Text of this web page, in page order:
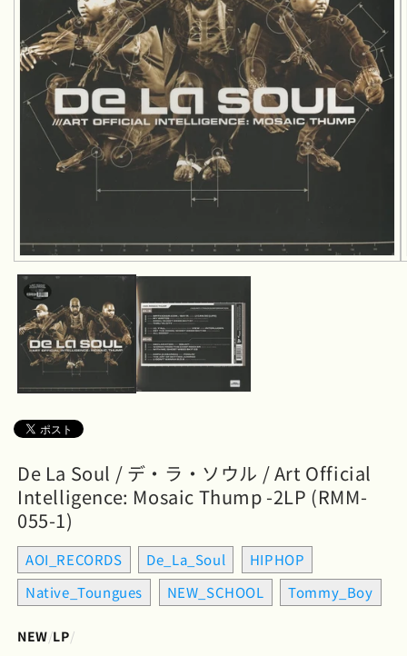
モ
ー
ダ
で
メ
デ
ア
を
開
De La Soul / デ・ラ・ソウル / Art Official
Intelligence: Mosaic Thump -2LP (RMM-
055-1)
AOI_RECORDS De_La_Soul
HIPHOP
Native_Toungues
NEW_SCHOOL Tommy_Boy
NEW/LP/